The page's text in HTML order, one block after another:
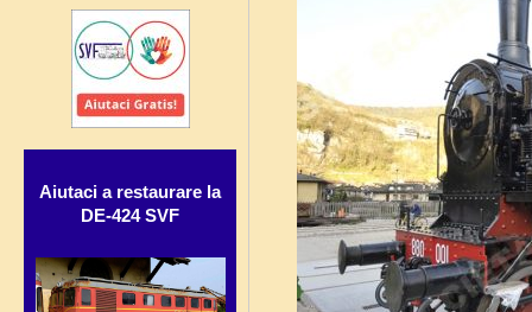
Aiutaci a restaurare la
DE-424 SVF